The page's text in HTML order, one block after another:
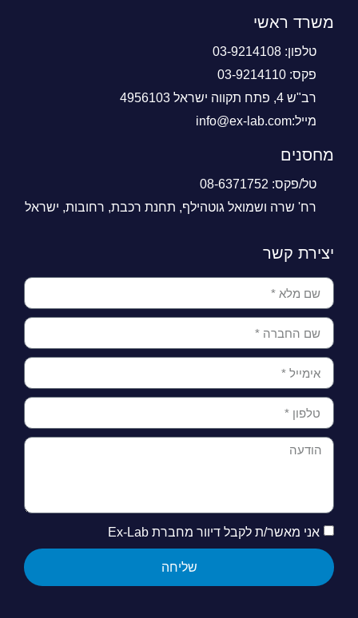
משרד ראשי
טלפון: 03-9214108
פקס: 03-9214110
רב"ש 4, פתח תקווה ישראל 4956103
מייל:info@ex-lab.com
מחסנים
טל/פקס: 08-6371752
רח' שרה ושמואל גוטהילף, תחנת רכבת, רחובות, ישראל
יצירת קשר
אני מאשר/ת לקבל דיוור מחברת Ex-Lab
שליחה